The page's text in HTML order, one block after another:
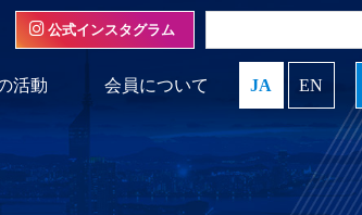
活動 会員について JA EN
公式インスタグラム